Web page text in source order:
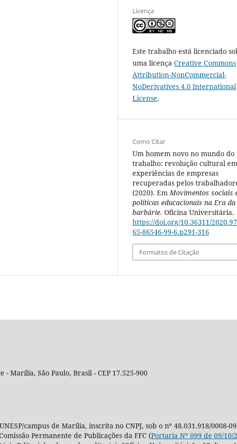
Licença
Este trabalho está licenciado
uma licença Creative Commons
Attribution-NonCommercial-
NoDerivatives 4.0 International
License.
Como Citar
Um homem novo no mundo do
trabalho: revolução cultural em
experiências de empresas
recuperadas pelos
(2020). EmMovimentos sociais
políticas educacionais na Era da
barbárie. Oficina Universitária.
https://doi.org/10.36311/
65-86546-99-6.p291-316
Formatos de Citação
Marília, São Paulo, Brasil - CEP 17.525-900
campus de Marília, inscrita no CNPJ, sob o nº 48.031.918/0008-
Permanente de Publicações da FFC (Portaria Nº 099 de 09/10/